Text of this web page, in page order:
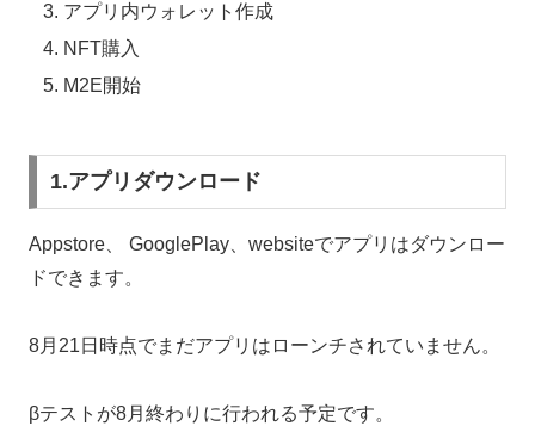
アプリ内ウォレット作成
NFT購入
M2E開始
1.アプリダウンロード
Appstore、 GooglePlay、websiteでアプリはダウンロー
ドできます。
8月21日時点でまだアプリはローンチされていません。
βテストが8月終わりに行われる予定です。